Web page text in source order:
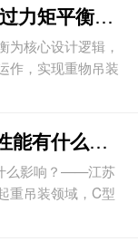
兴胜双耳式横梁通过力矩平衡实现重物平稳吊
为核心设计逻辑，
作，实现重物吊装
C型吊具的材质对性能有什么影响？
么影响？——江苏
重吊装领域，C型